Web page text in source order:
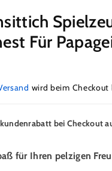
Für
wird beim Checkout
bei Checkout
für Ihren pelzigen